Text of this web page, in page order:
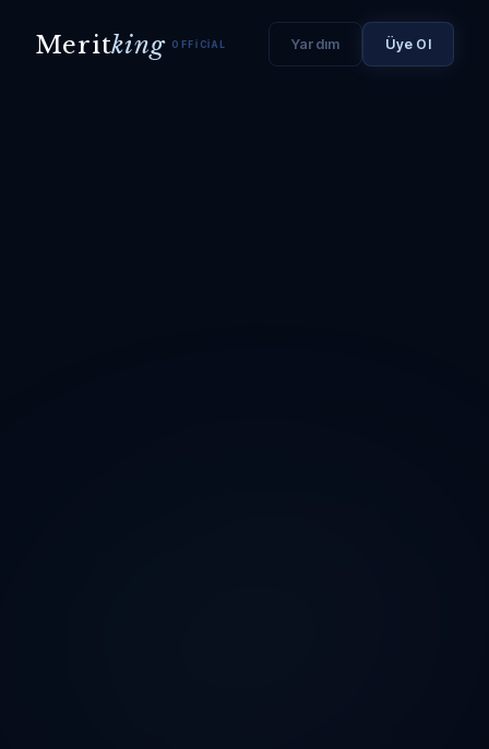
Meritking OFFICIAL Yardım Üye Ol